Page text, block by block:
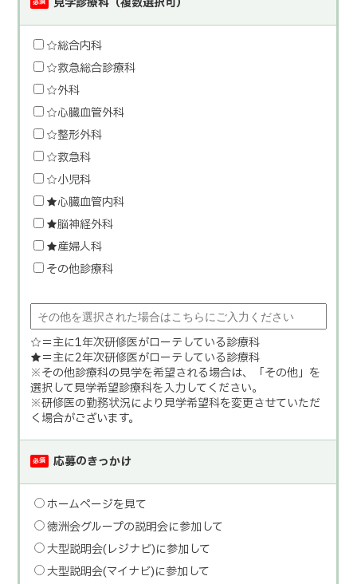
必須
☆総合内科
☆救急総合診療科
☆外科
☆心臓血管外科
☆整形外科
☆救急科
☆小児科
★心臓血管内科
★脳神経外科
★産婦人科
その他診療科
☆＝主に1年次研修医がローテしている診療科
★＝主に2年次研修医がローテしている診療科
※その他診療科の見学を希望される場合は、「その他」を
選択して見学希望診療科を入力してください。
※研修医の勤務状況により見学希望科を変更させていただ
く場合がございます。
必須 応募のきっかけ
ホームページを見て
徳洲会グループの説明会に参加して
大型説明会(レジナビ)に参加して
大型説明会(マイナビ)に参加して